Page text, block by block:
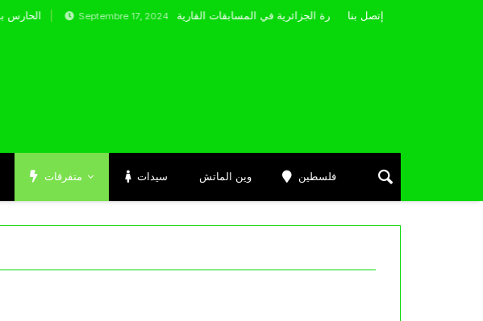
Septembre 17, 2024 إتصل بنا
متفرقات سيدات وين الماتش فلسطين